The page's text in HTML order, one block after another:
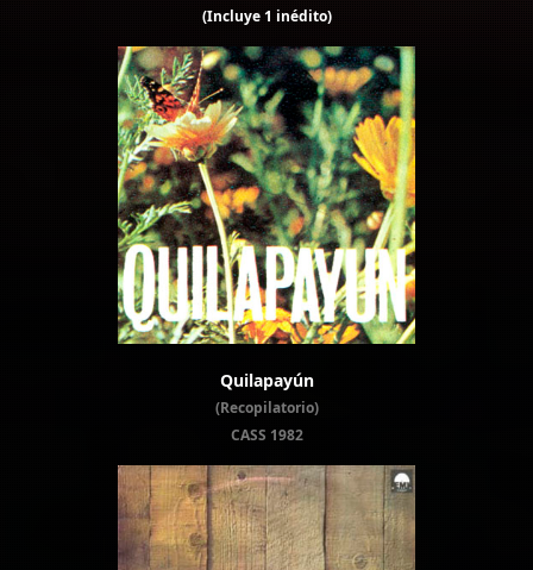
(Incluye 1 inédito)
Quilapayún
(Recopilatorio)
CASS 1982